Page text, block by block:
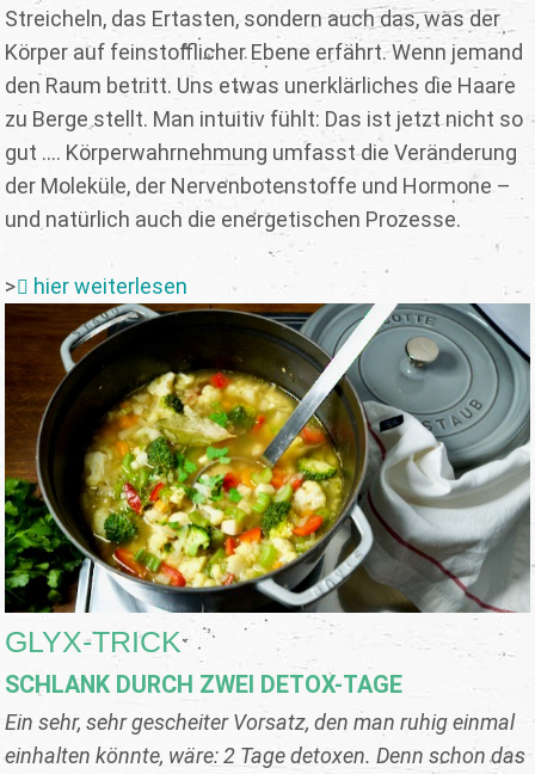
Streicheln, das Ertasten, sondern auch das, was der
Körper auf feinstofflicher Ebene erfährt. Wenn jemand
den Raum betritt. Uns etwas unerklärliches die Haare
zu Berge stellt. Man intuitiv fühlt: Das ist jetzt nicht so
gut .... Körperwahrnehmung umfasst die Veränderung
der Moleküle, der Nervenbotenstoffe und Hormone –
und natürlich auch die energetischen Prozesse.
> hier weiterlesen
GLYX-TRICK
SCHLANK DURCH ZWEI DETOX-TAGE
Ein sehr, sehr gescheiter Vorsatz, den man ruhig einmal
einhalten könnte, wäre: 2 Tage detoxen. Denn schon das